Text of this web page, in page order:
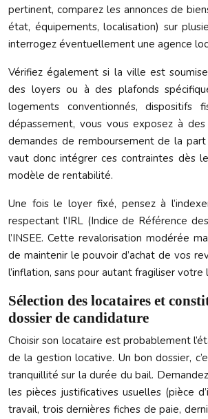
pertinent, comparez les annonces de
état, équipements, localisation) sur
interrogez éventuellement une agence
Vérifiez également si la ville est
des loyers ou à des plafonds
logements conventionnés, dispositifs
dépassement, vous vous exposez à
demandes de remboursement de la
vaut donc intégrer ces contraintes dès
modèle de rentabilité.
Une fois le loyer fixé, pensez à
respectant l’IRL (Indice de Référence
l’INSEE. Cette revalorisation modérée
de maintenir le pouvoir d’achat de vos
l’inflation, sans pour autant fragiliser votre
Sélection des locataires et
dossier de candidature
Choisir son locataire est probablement
de la gestion locative. Un bon dossier,
tranquillité sur la durée du bail.
les pièces justificatives usuelles (pièce
travail, trois dernières fiches de paie,